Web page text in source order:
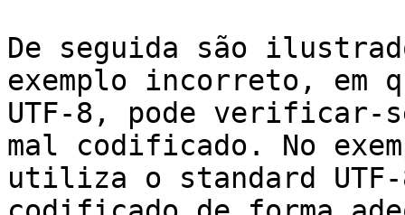
De seguida são
exemplo incorreto, em
UTF-8, pode verificar-
mal codificado. No
utiliza o standard